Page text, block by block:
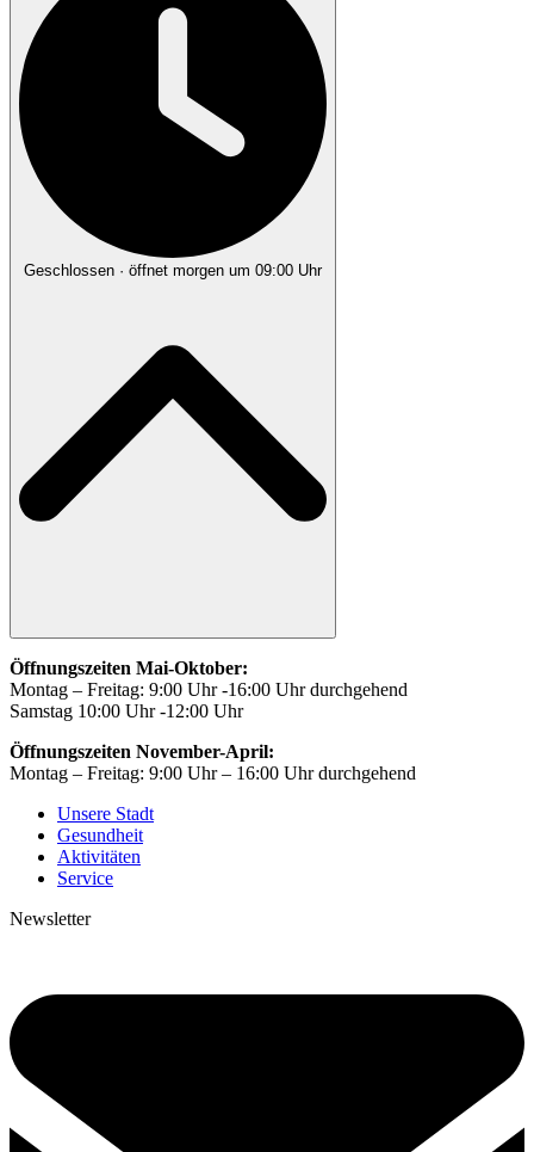
Geschlossen · öffnet morgen um 09:00 Uhr
Öffnungszeiten Mai-Oktober:
Montag – Freitag: 9:00 Uhr -16:00 Uhr durchgehend
Samstag 10:00 Uhr -12:00 Uhr
Öffnungszeiten November-April:
Montag – Freitag: 9:00 Uhr – 16:00 Uhr durchgehend
Unsere Stadt
Gesundheit
Aktivitäten
Service
Newsletter